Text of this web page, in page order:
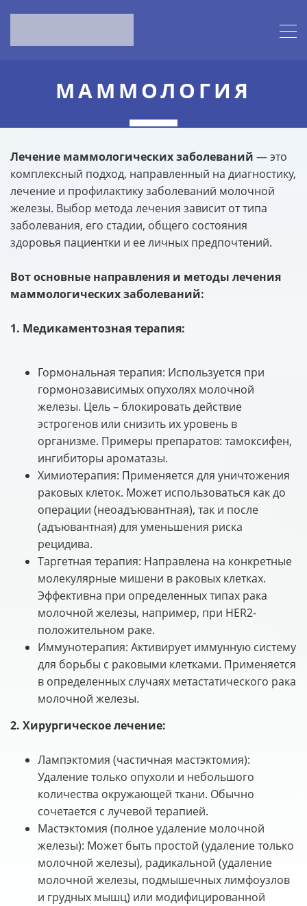
ЗАБОЛЕВАНИЙ
НАЙТИ КЛИНИКУ И ВРАЧА
МАММОЛОГИЯ
Лечение маммологических заболеваний — это
комплексный подход, направленный на диагностику,
лечение и профилактику заболеваний молочной
железы. Выбор метода лечения зависит от типа
заболевания, его стадии, общего состояния
здоровья пациентки и ее личных предпочтений.
Вот основные направления и методы лечения
маммологических заболеваний:
1. Медикаментозная терапия:
Гормональная терапия: Используется при
гормонозависимых опухолях молочной
железы. Цель – блокировать действие
эстрогенов или снизить их уровень в
организме. Примеры препаратов: тамоксифен,
ингибиторы ароматазы.
Химиотерапия: Применяется для уничтожения
раковых клеток. Может использоваться как до
операции (неоадъювантная), так и после
(адъювантная) для уменьшения риска
рецидива.
Таргетная терапия: Направлена на конкретные
молекулярные мишени в раковых клетках.
Эффективна при определенных типах рака
молочной железы, например, при HER2-
положительном раке.
Иммунотерапия: Активирует иммунную систему
для борьбы с раковыми клетками. Применяется
в определенных случаях метастатического рака
молочной железы.
2. Хирургическое лечение:
Лампэктомия (частичная мастэктомия):
Удаление только опухоли и небольшого
количества окружающей ткани. Обычно
сочетается с лучевой терапией.
Мастэктомия (полное удаление молочной
железы): Может быть простой (удаление только
молочной железы), радикальной (удаление
молочной железы, подмышечных лимфоузлов
и грудных мышц) или модифицированной